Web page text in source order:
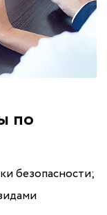
по
безопасности;